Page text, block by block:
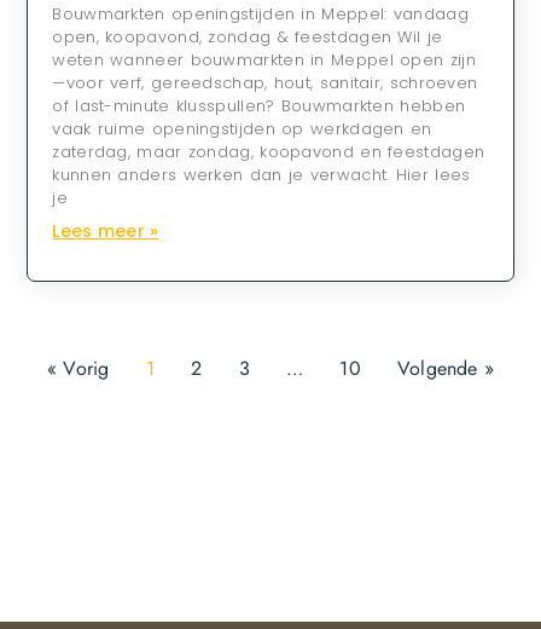
Bouwmarkten openingstijden in Meppel: vandaag
open, koopavond, zondag & feestdagen Wil je
weten wanneer bouwmarkten in Meppel open zijn
—voor verf, gereedschap, hout, sanitair, schroeven
of last-minute klusspullen? Bouwmarkten hebben
vaak ruime openingstijden op werkdagen en
zaterdag, maar zondag, koopavond en feestdagen
kunnen anders werken dan je verwacht. Hier lees
je
Lees meer »
« Vorig 1 2 3 … 10 Volgende »